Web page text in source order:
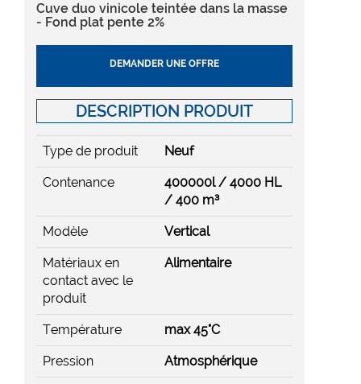
Cuve duo vinicole teintée dans la masse
- Fond plat pente 2%
DEMANDER UNE OFFRE
DESCRIPTION PRODUIT
Type de produit Neuf
Contenance
400000l / 4000 HL
/ 400 m³
Modèle Vertical
Matériaux en
contact avec le
produit
Alimentaire
Température max 45°C
Pression Atmosphérique